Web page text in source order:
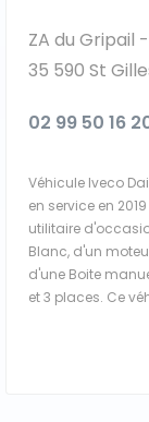
ZA du Gripail
35 590 St
02 99 50 16
Véhicule Iveco
en service en
utilitaire
Blanc, d'un
d'une Boite
et 3 places. Ce